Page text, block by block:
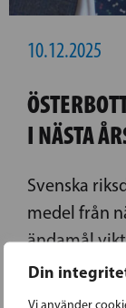
Din
Vi använder
10.12.2025
I NÄSTA
Svenska
medel från
ändamål
fokus på